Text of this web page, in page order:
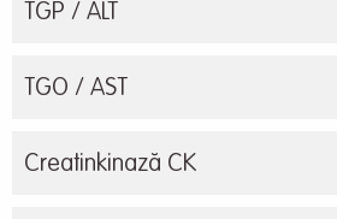
TGP / ALT
TGO / AST
Creatinkinază CK